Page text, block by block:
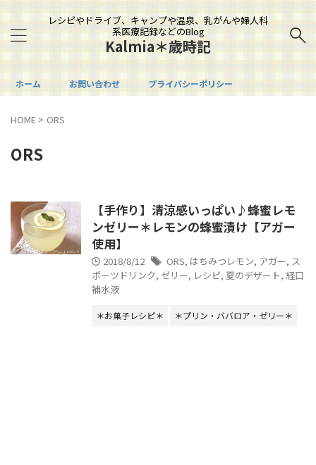
レシピやドライブ、キャンプや温泉、乳がんや婦人科
系医療記録などのBlog
Kalmia＊歳時記
ホーム お問い合わせ プライバシーポリシー
HOME > ORS
ORS
【手作り】清涼感いっぱい♪蜂蜜レモ
ンゼリー＊レモンの蜂蜜漬け【アガー
使用】
2018/8/12 ORS, はちみつレモン, アガー, ス
ポーツドリンク, ゼリー, レシピ, 夏のデザート, 経口
補水液
＊お菓子レシピ＊ ＊プリン・ババロア・ゼリー＊